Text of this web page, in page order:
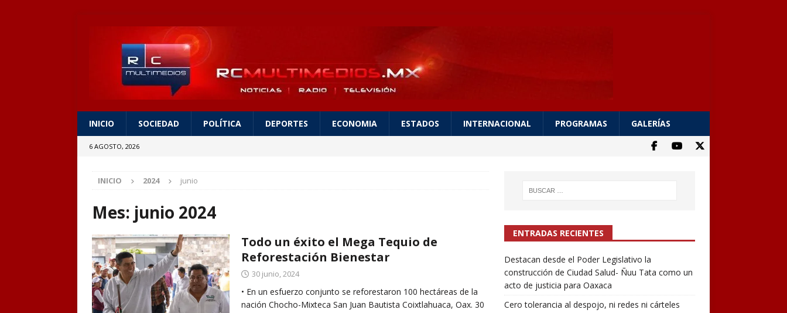
INICIO SOCIEDAD POLÍTICA DEPORTES ECONOMIA ESTADOS INTERNACIONAL PROGRAMAS GALERÍAS
6 AGOSTO, 2026
INICIO 2024 junio
Mes: junio 2024
Todo un éxito el Mega Tequio de
Reforestación Bienestar
30 junio, 2024
• En un esfuerzo conjunto se reforestaron 100 hectáreas de la
nación Chocho-Mixteca San Juan Bautista Coixtlahuaca, Oax. 30
ENTRADAS RECIENTES
Destacan desde el Poder Legislativo la
construcción de Ciudad Salud- Ñuu Tata como un
acto de justicia para Oaxaca
Cero tolerancia al despojo, ni redes ni cárteles